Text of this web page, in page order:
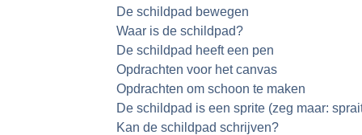
De schildpad bewegen
Waar is de schildpad?
De schildpad heeft een pen
Opdrachten voor het canvas
Opdrachten om schoon te maken
De schildpad is een sprite (zeg maar:
Kan de schildpad schrijven?